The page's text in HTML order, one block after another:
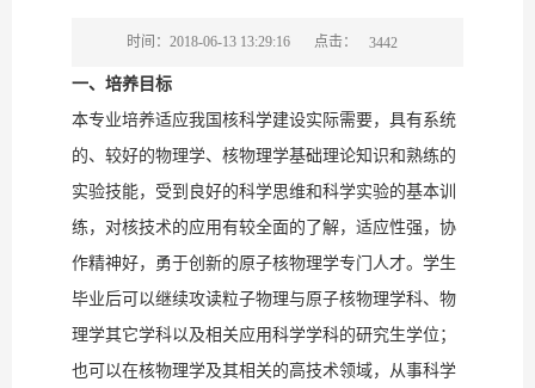
时间：2018-06-13 13:29:16 点击： 3442
一、培养目标
本专业培养适应我国核科学建设实际需要，具有系统
的、较好的物理学、核物理学基础理论知识和熟练的
实验技能，受到良好的科学思维和科学实验的基本训
练，对核技术的应用有较全面的了解，适应性强，协
作精神好，勇于创新的原子核物理学专门人才。学生
毕业后可以继续攻读粒子物理与原子核物理学科、物
理学其它学科以及相关应用科学学科的研究生学位；
也可以在核物理学及其相关的高技术领域，从事科学